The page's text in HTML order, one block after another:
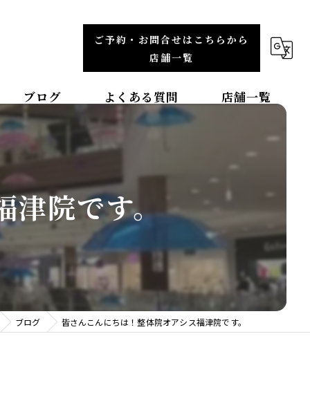
ご予約・お問合せはこちらから
店舗一覧
ブログ よくある質問 店舗一覧
福岡エリア
整体院TBCC天神本院
整体院ＯＡＳＩＳイオンモール直方院
整体院ＯＡＳＩＳイオンモール筑紫野院
整体院ＯＡＳＩＳイオンモール福津院
東北エリア
整体院 ＯＡＳＩＳ イオンモール天童院
津院です。
ブログ 皆さんこんにちは！整体院オアシス福津院です。